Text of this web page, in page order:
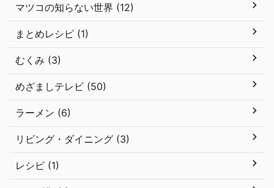
マツコの知らない世界 (12)
まとめレシピ (1)
むくみ (3)
めざましテレビ (50)
ラーメン (6)
リビング・ダイニング (3)
レシピ (1)